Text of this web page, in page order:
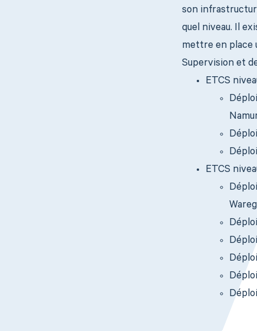
son
quel niveau. Il
mettre en place
Supervision et
ETCS
ETCS